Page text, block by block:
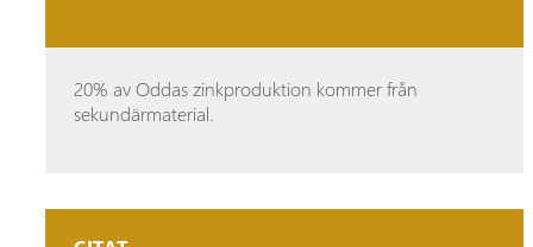
20% av Oddas zinkproduktion kommer från
sekundärmaterial.